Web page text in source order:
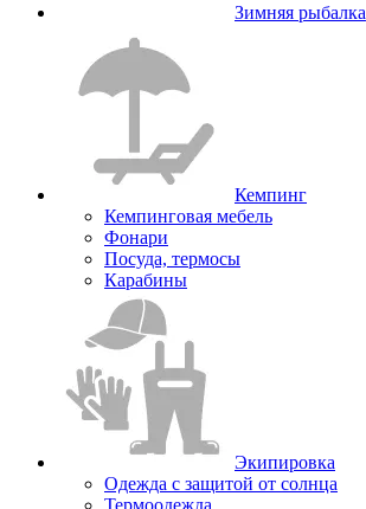
Зимняя рыбалка
Кемпинг
Кемпинговая мебель
Фонари
Посуда, термосы
Карабины
Экипировка
Одежда с защитой от солнца
Термоодежда